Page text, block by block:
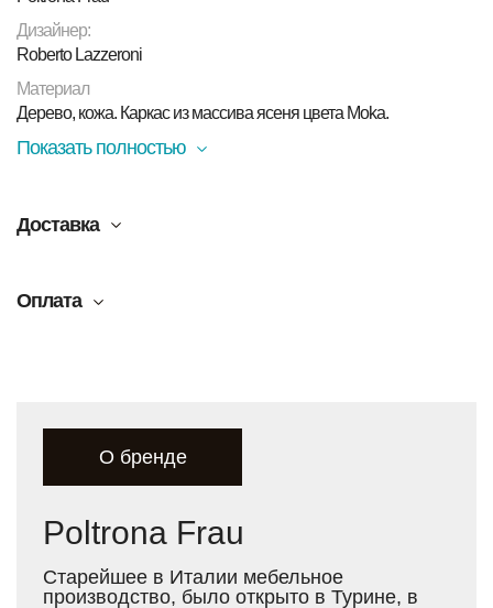
Дизайнер:
Roberto Lazzeroni
Материал
Дерево, кожа. Каркас из массива ясеня цвета Moka.
Показать полностью
Доставка
Оплата
О бренде
Poltrona Frau
Старейшее в Италии мебельное
производство, было открыто в Турине, в